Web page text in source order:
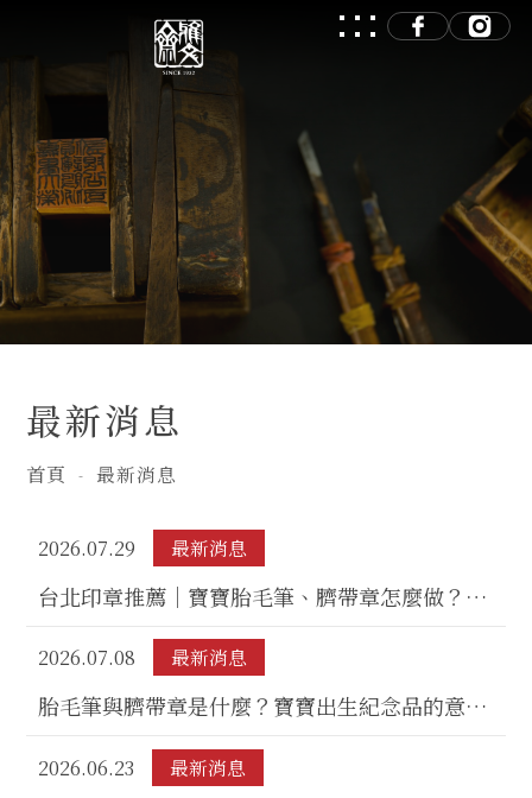
最新消息
首頁 最新消息
2026.07.29 最新消息
台北印章推薦｜寶寶胎毛筆、臍帶章怎麼做？新
手爸媽必看的客製紀念指南
2026.07.08 最新消息
胎毛筆與臍帶章是什麼？寶寶出生紀念品的意
義、製作流程與保存方式
2026.06.23 最新消息